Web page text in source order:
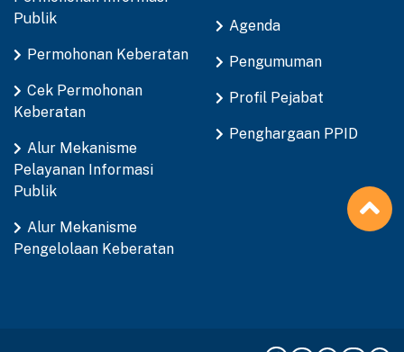
Publik
Permohonan Keberatan
Cek Permohonan
Keberatan
Alur Mekanisme
Pelayanan Informasi
Publik
Alur Mekanisme
Pengelolaan Keberatan
Agenda
Pengumuman
Profil Pejabat
Penghargaan PPID